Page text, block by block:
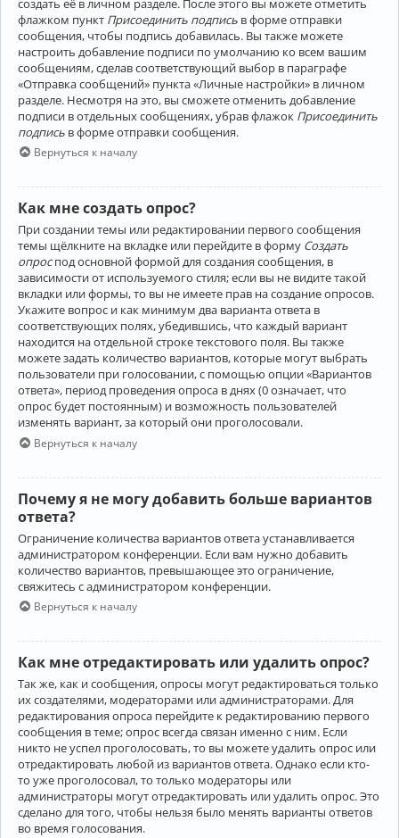
флажком пункт Присоединить подпись в форме отправки
сообщения, чтобы подпись добавилась. Вы также можете
настроить добавление подписи по умолчанию ко всем вашим
сообщениям, сделав соответствующий выбор в параграфе
«Отправка сообщений» пункта «Личные настройки» в личном
разделе. Несмотря на это, вы сможете отменить добавление
подписи в отдельных сообщениях, убрав флажок Присоединить
подпись в форме отправки сообщения.
Вернуться к началу
Как мне создать опрос?
При создании темы или редактировании первого сообщения
темы щёлкните на вкладке или перейдите в форму Создать
опроспод основной формой для создания сообщения, в
зависимости от используемого стиля; если вы не видите такой
вкладки или формы, то вы не имеете прав на создание опросов.
Укажите вопрос и как минимум два варианта ответа в
соответствующих полях, убедившись, что каждый вариант
находится на отдельной строке текстового поля. Вы также
можете задать количество вариантов, которые могут выбрать
пользователи при голосовании, с помощью опции «Вариантов
ответа», период проведения опроса в днях (0 означает, что
опрос будет постоянным) и возможность пользователей
изменять вариант, за который они проголосовали.
Вернуться к началу
Почему я не могу добавить больше вариантов
ответа?
Ограничение количества вариантов ответа устанавливается
администратором конференции. Если вам нужно добавить
количество вариантов, превышающее это ограничение,
свяжитесь с администратором конференции.
Вернуться к началу
Как мне отредактировать или удалить опрос?
Так же, как и сообщения, опросы могут редактироваться только
их создателями, модераторами или администраторами. Для
редактирования опроса перейдите к редактированию первого
сообщения в теме; опрос всегда связан именно с ним. Если
никто не успел проголосовать, то вы можете удалить опрос или
отредактировать любой из вариантов ответа. Однако если кто-
то уже проголосовал, то только модераторы или
администраторы могут отредактировать или удалить опрос. Это
сделано для того, чтобы нельзя было менять варианты ответов
во время голосования.